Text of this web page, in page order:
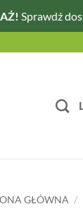
Sprawdź
GŁÓWNA /